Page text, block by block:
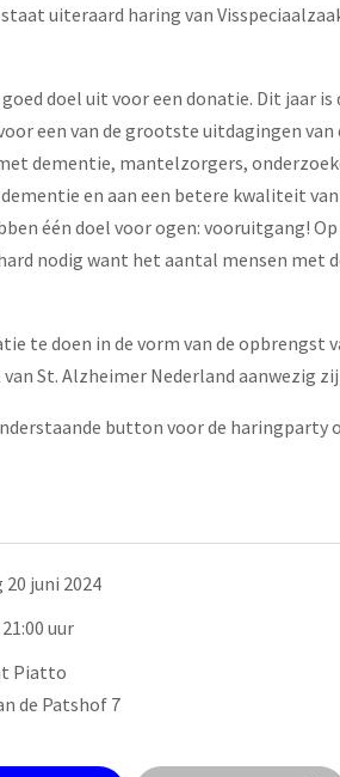
uiteraard haring van
doel uit voor een donatie. Dit jaar
een van de grootste uitdagingen
dementie, mantelzorgers,
en aan een betere kwaliteit
één doel voor ogen: vooruitgang!
nodig want het aantal mensen met
te doen in de vorm van de opbrengst
St. Alzheimer Nederland aanwezig
button voor de haringparty
juni 2024
uur
Piatto
de Patshof 7